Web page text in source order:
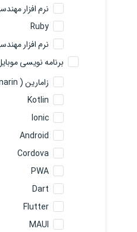
نرم افزار
Ruby
نرم افزار
برنامه نویسی
زامارین ( Xamarin )
Kotlin
Ionic
Android
Cordova
PWA
Dart
Flutter
MAUI